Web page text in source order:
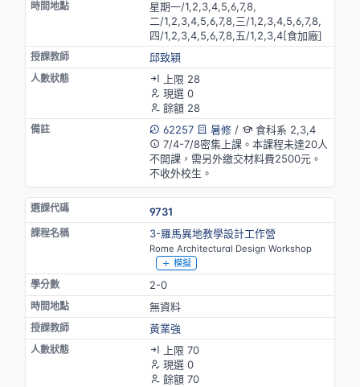
星期一/1,2,3,4,5,6,7,8,
二/1,2,3,4,5,6,7,8,三/1,2,3,4,5,6,7,8,
四/1,2,3,4,5,6,7,8,五/1,2,3,4[食加廠]
邱致穎
上限 28
現選 0
餘額 28
62257
暑修/
食科系 2,3,4
7/4-7/8密集上課。本課程未達20人
不開課，需另外繳交材料費2500元。
不收外校生。
9731
3-羅馬異地教學設計工作營
Rome Architectural Design Workshop
模擬
2-0
無資料
黃業強
上限 70
現選 0
餘額 70